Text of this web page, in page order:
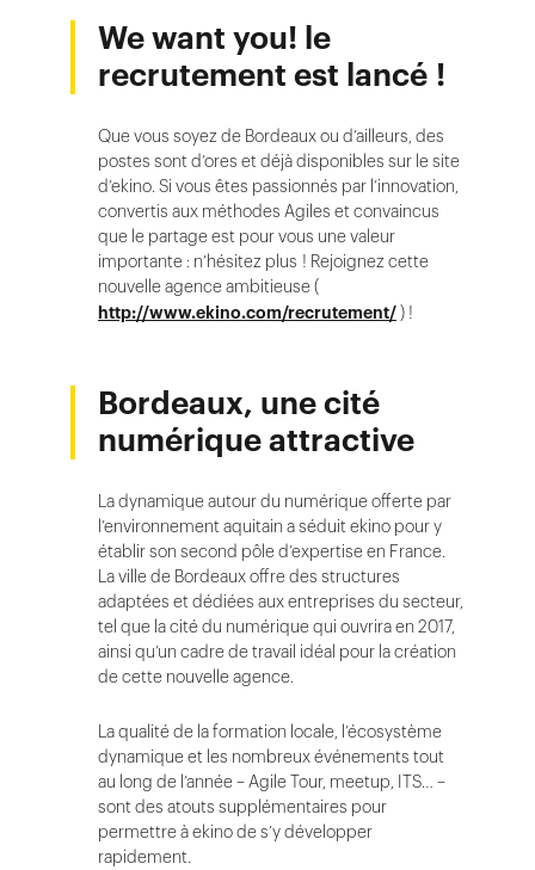
We want you! le
recrutement est lancé !
Que vous soyez de Bordeaux ou d’ailleurs, des
postes sont d’ores et déjà disponibles sur le site
d’ekino. Si vous êtes passionnés par l’innovation,
convertis aux méthodes Agiles et convaincus
que le partage est pour vous une valeur
importante : n’hésitez plus ! Rejoignez cette
nouvelle agence ambitieuse (
http://www.ekino.com/recrutement/) !
Bordeaux, une cité
numérique attractive
La dynamique autour du numérique offerte par
l’environnement aquitain a séduit ekino pour y
établir son second pôle d’expertise en France.
La ville de Bordeaux offre des structures
adaptées et dédiées aux entreprises du secteur,
tel que la cité du numérique qui ouvrira en 2017,
ainsi qu’un cadre de travail idéal pour la création
de cette nouvelle agence.
La qualité de la formation locale, l’écosystème
dynamique et les nombreux événements tout
au long de l’année – Agile Tour, meetup, ITS… –
sont des atouts supplémentaires pour
permettre à ekino de s’y développer
rapidement.